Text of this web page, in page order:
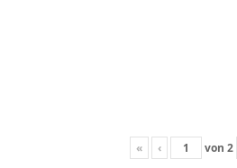
« ‹ von 2